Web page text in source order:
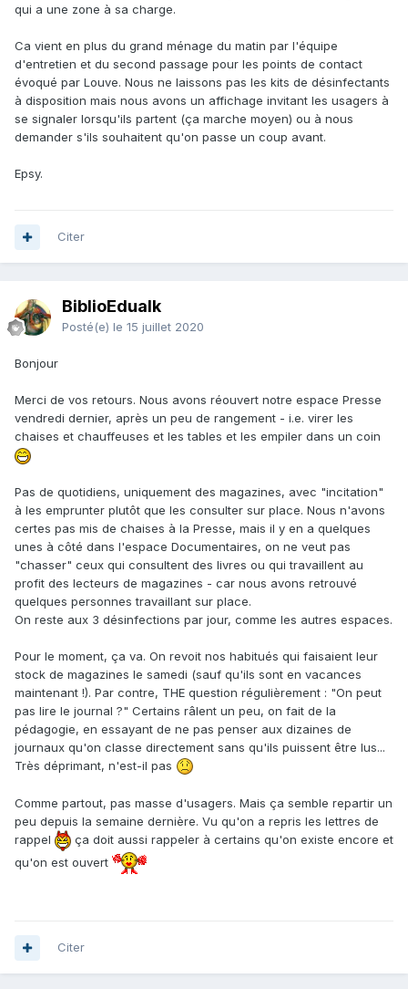
qui a une zone à sa charge.
Ca vient en plus du grand ménage du matin par l'équipe
d'entretien et du second passage pour les points de contact
évoqué par Louve. Nous ne laissons pas les kits de désinfectants
à disposition mais nous avons un affichage invitant les usagers à
se signaler lorsqu'ils partent (ça marche moyen) ou à nous
demander s'ils souhaitent qu'on passe un coup avant.
Epsy.
Citer
BiblioEdualk
Posté(e) le 15 juillet 2020
Bonjour
Merci de vos retours. Nous avons réouvert notre espace Presse
vendredi dernier, après un peu de rangement - i.e. virer les
chaises et chauffeuses et les tables et les empiler dans un coin
Pas de quotidiens, uniquement des magazines, avec "incitation"
à les emprunter plutôt que les consulter sur place. Nous n'avons
certes pas mis de chaises à la Presse, mais il y en a quelques
unes à côté dans l'espace Documentaires, on ne veut pas
"chasser" ceux qui consultent des livres ou qui travaillent au
profit des lecteurs de magazines - car nous avons retrouvé
quelques personnes travaillant sur place.
On reste aux 3 désinfections par jour, comme les autres espaces.
Pour le moment, ça va. On revoit nos habitués qui faisaient leur
stock de magazines le samedi (sauf qu'ils sont en vacances
maintenant !). Par contre, THE question régulièrement : "On peut
pas lire le journal ?" Certains râlent un peu, on fait de la
pédagogie, en essayant de ne pas penser aux dizaines de
journaux qu'on classe directement sans qu'ils puissent être lus...
Très déprimant, n'est-il pas
Comme partout, pas masse d'usagers. Mais ça semble repartir un
peu depuis la semaine dernière. Vu qu'on a repris les lettres de
rappel
ça doit aussi rappeler à certains qu'on existe encore et
qu'on est ouvert
Citer